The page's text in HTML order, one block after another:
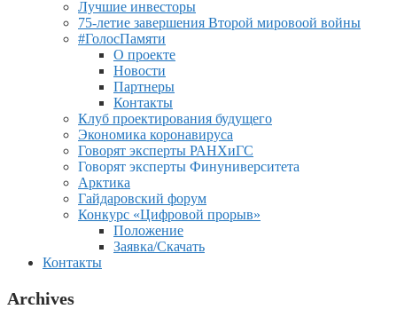
Лучшие инвесторы
75-летие завершения Второй мировоой войны
#ГолосПамяти
О проекте
Новости
Партнеры
Контакты
Клуб проектирования будущего
Экономика коронавируса
Говорят эксперты РАНХиГС
Говорят эксперты Финуниверситета
Арктика
Гайдаровский форум
Конкурс «Цифровой прорыв»
Положение
Заявка/Скачать
Контакты
Archives